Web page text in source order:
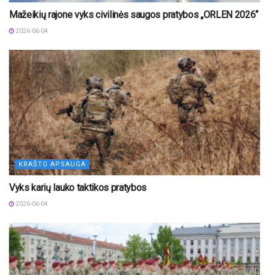
Mažeikių rajone vyks civilinės saugos pratybos „ORLEN 2026“
2026-06-04
KRAŠTO APSAUGA
Vyks karių lauko taktikos pratybos
2026-06-04